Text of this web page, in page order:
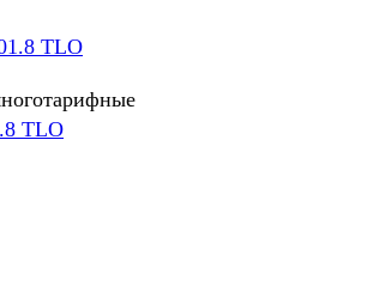
TLO